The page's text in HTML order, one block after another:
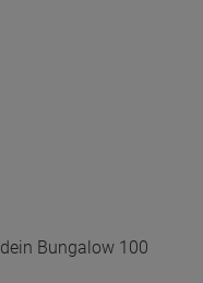
Bungalow 100